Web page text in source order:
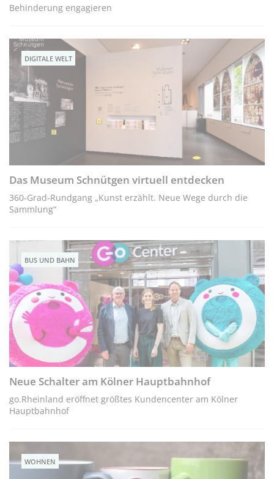
Behinderung engagieren
DIGITALE WELT
Das Museum Schnütgen virtuell entdecken
360-Grad-Rundgang „Kunst erzählt. Neue Wege durch die
Sammlung“
BUS UND BAHN
Neue Schalter am Kölner Hauptbahnhof
go.Rheinland eröffnet größtes Kundencenter am Kölner
Hauptbahnhof
WOHNEN